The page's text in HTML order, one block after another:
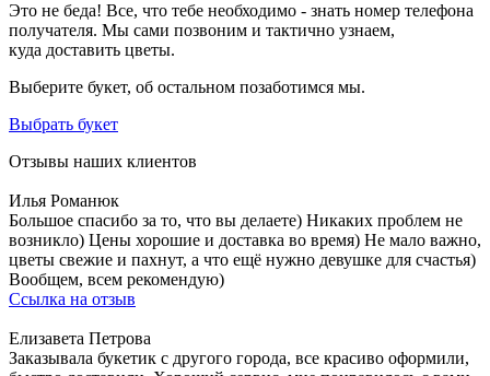
Это не беда! Все, что тебе необходимо - знать номер телефона
получателя. Мы сами позвоним и тактично узнаем,
куда доставить цветы.
Выберите букет, об остальном позаботимся мы.
Выбрать букет
Отзывы наших клиентов
Илья Романюк
Большое спасибо за то, что вы делаете) Никаких проблем не
возникло) Цены хорошие и доставка во время) Не мало важно,
цветы свежие и пахнут, а что ещё нужно девушке для счастья)
Вообщем, всем рекомендую)
Ссылка на отзыв
Елизавета Петрова
Заказывала букетик с другого города, все красиво оформили,